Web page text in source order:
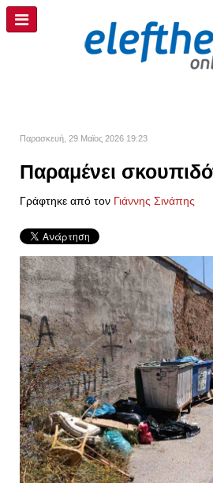
Παρασκευή, 29 Μαϊος 2026 19:23
Παραμένει
Γράφτηκε από τον Γιάννης Σινάπης